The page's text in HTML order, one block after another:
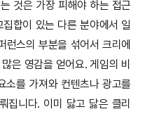
것은 가장 피해야 하는 접근
합이 있는 다른 분야에서 일
런스의 부분을 섞어서 크리에
은 영감을 얻어요. 게임의 비
소를 가져와 컨텐츠나 광고를
집니다. 이미 닳고 닳은 클리